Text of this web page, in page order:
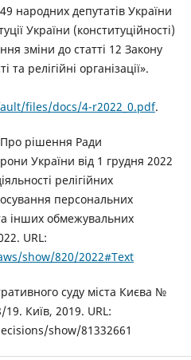
народних депутатів України
України (конституційності)
зміни до статті 12 Закону
та релігійні організації».
files/docs/4-r2022_0.pdf.
рішення Ради
України від 1 грудня 2022
релігійних
персональних
інших обмежувальних
URL:
show/820/2022#Text
суду міста Києва №
Київ, 2019. URL:
show/81332661